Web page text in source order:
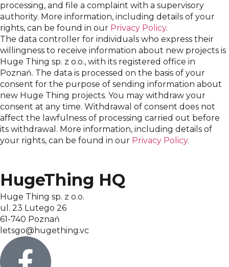
processing, and file a complaint with a supervisory
authority. More information, including details of your
rights, can be found in our Privacy Policy.
The data controller for individuals who express their
willingness to receive information about new projects is
Huge Thing sp. z o.o., with its registered office in
Poznań. The data is processed on the basis of your
consent for the purpose of sending information about
new Huge Thing projects. You may withdraw your
consent at any time. Withdrawal of consent does not
affect the lawfulness of processing carried out before
its withdrawal. More information, including details of
your rights, can be found in our Privacy Policy.
HugeThing HQ
Huge Thing sp. z o.o.
ul. 23 Lutego 26
61-740 Poznań
letsgo@hugething.vc